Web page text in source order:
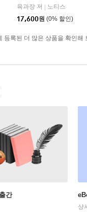
육과장 저
노티스
17,600원 (0% 할인)
등록된 더 많은 상품을 확인해
간
상